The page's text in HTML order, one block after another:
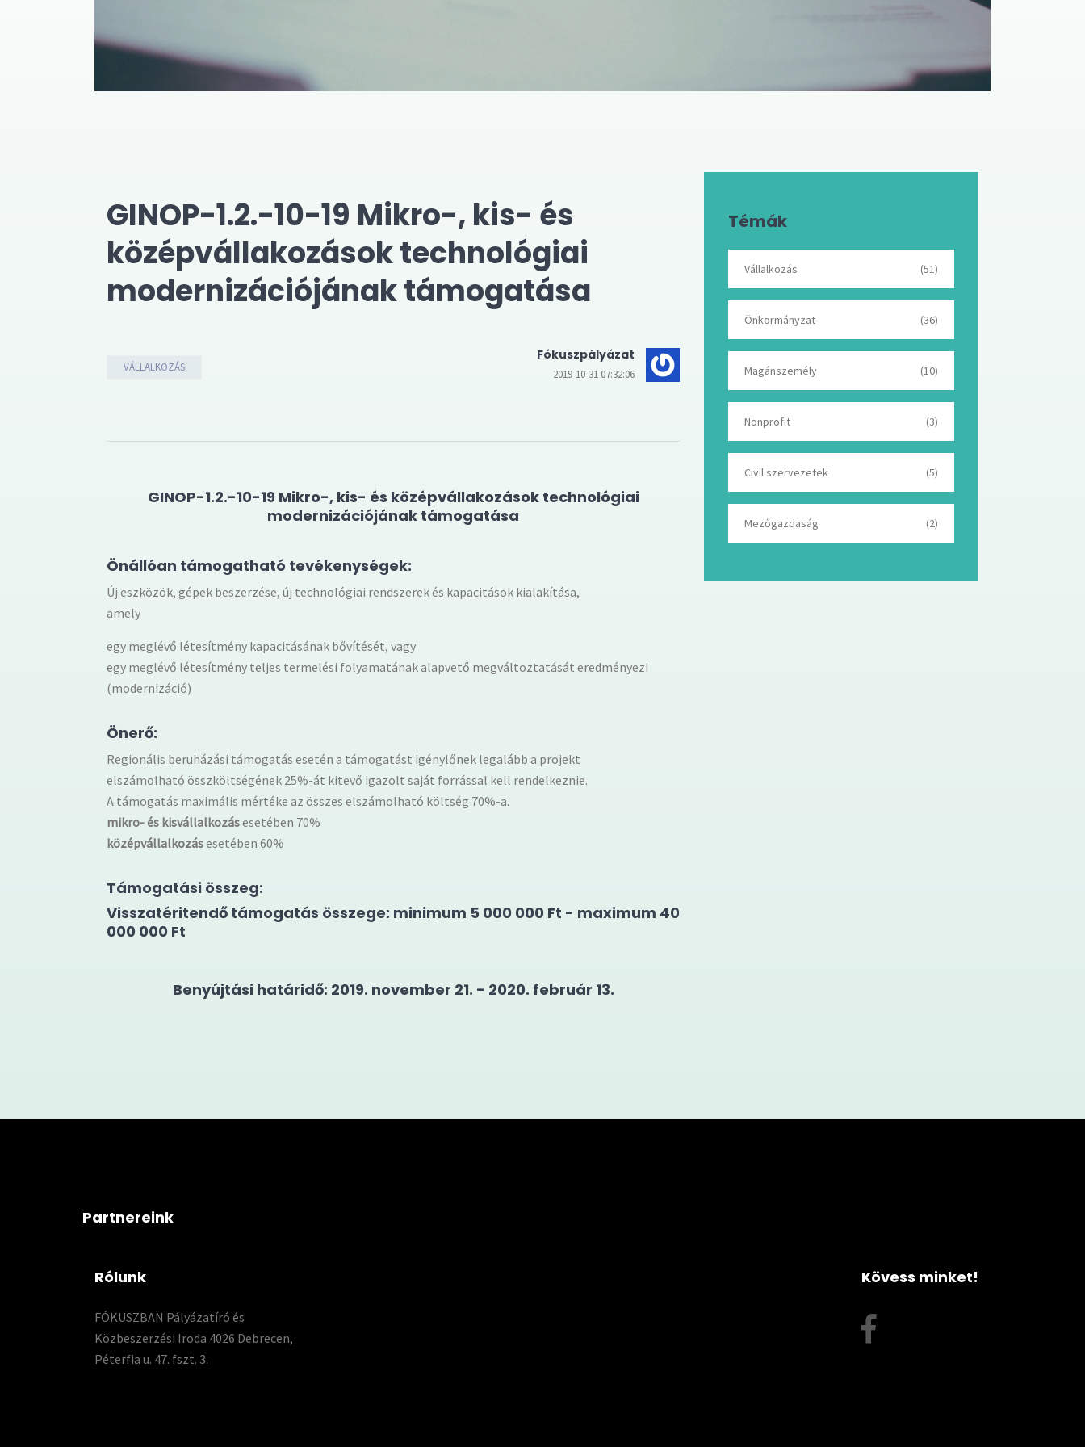
GINOP-1.2.-10-19 Mikro-, kis- és
középvállakozások technológiai
modernizációjának támogatása
VÁLLALKOZÁS
Fókuszpályázat
2019-10-31 07:32:06
GINOP-1.2.-10-19 Mikro-, kis- és középvállakozások technológiai
modernizációjának támogatása
Önállóan támogatható tevékenységek:
Új eszközök, gépek beszerzése, új technológiai rendszerek és kapacitások kialakítása,
amely
egy meglévő létesítmény kapacitásának bővítését, vagy
egy meglévő létesítmény teljes termelési folyamatának alapvető megváltoztatását eredményezi
(modernizáció)
Önerő:
Regionális beruházási támogatás esetén a támogatást igénylőnek legalább a projekt
elszámolható összköltségének 25%-át kitevő igazolt saját forrással kell rendelkeznie.
A támogatás maximális mértéke az összes elszámolható költség 70%-a.
mikro- és kisvállalkozásesetében 70%
középvállalkozásesetében 60%
Támogatási összeg:
Visszatéritendő támogatás összege: minimum 5 000 000 Ft - maximum 40
000 000 Ft
Benyújtási határidő: 2019. november 21. - 2020. február 13.
Témák
Vállalkozás (51)
Önkormányzat (36)
Magánszemély (10)
Nonprofit (3)
Civil szervezetek (5)
Mezőgazdaság (2)
Partnereink
Rólunk
FÓKUSZBAN Pályázatíró és
Közbeszerzési Iroda 4026 Debrecen,
Péterfia u. 47. fszt. 3.
Kövess minket!